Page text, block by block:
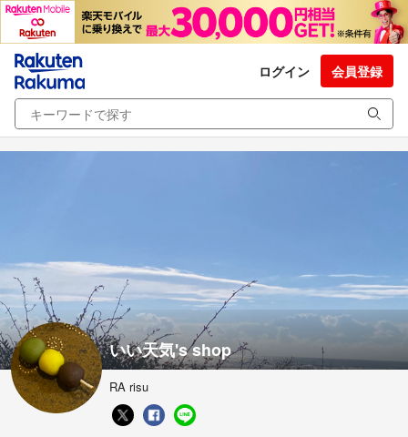
ログイン 会員登録
いい天気's shop
RA risu